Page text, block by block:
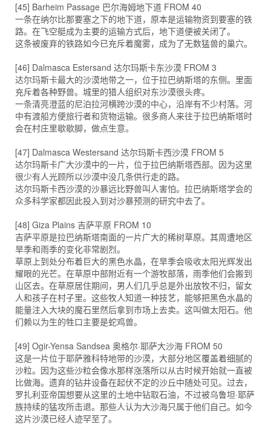
[45] Barheim Passage 巴尔海姆地下道 FROM 40
一条在纳尔比那要塞之下的地下道，原本是运输物资到要塞的铁
路。在飞空艇成为主要的运输方式后，地下道便被关闭了。
这条被废弃的铁路如今已充斥着魔雾，成为了无数猛兽的巢穴。
[46] Dalmasca Estersand 达尔玛斯卡东沙漠 FROM 3
达尔玛斯卡最大的沙漠地带之一，位于拉巴纳斯塔的东侧。里面
充斥着各种野兽。城里的猎人组织对东沙漠很头疼。
一条清亮澄蓝的尼泊拉河横跨沙漠的中心，沿岸有不少村落。河
中有渡船方便旅行者和货物运输。很多商人来往于拉巴纳斯塔时
会在村庄里歇歇脚，做点生意。
[47] Dalmasca Westersand 达尔玛斯卡西沙漠 FROM 5
达尔玛斯卡广大沙漠中的一片，位于拉巴纳斯塔西部。因为这里
很少有人光顾所以沙漠中没几条供行走的路。
达尔玛斯卡西沙漠的沙暴远比野兽叫人害怕。拉巴纳斯塔学会的
众多科学家都因此投入到对沙暴预测的研究中去了。
[48] Giza Plains 吉萨平原 FROM 10
吉萨平原是拉巴纳斯塔南面的一片广大的稀树草原。其周遭地区
旱季和雨季的变化非常剧烈。
草原上到处分布着巨大的黑色水晶，在旱季会吸收太阳光辉发出
耀眼的光芒。在草原中部附近有一个游牧部落，雨季他们会搬到
山区去。在草原居住期间，男人们几乎总是外出放牧不归，留女
人和孩子在村子里。这些牧人知道一种技艺，能够把黑色水晶的
能量注入大块的魔石里然后拿到市场上去卖。这叫做太阳石。他
们赖以为生的牲口主要是蛇鸡兽。
[49] Ogir-Yensa Sandsea 奥格尔·耶萨大沙海 FROM 50
这是一片位于耶萨雅科特地带的沙漠，大部分地区覆盖着细腻的
沙粒。因为这些沙粒会像水那样涨落所以从古时候开始就一直被
比做海。遗弃的钻井设备在起伏不定的沙丘中随处可见。过去，
罗扎利亚帝国想要从这里的土地中钻取石油，不过被乌鲁坦·耶萨
族持续的猛攻所击退。那些人认为大沙海只属于他们自己。如今
这片沙漠已经人迹罕至了。